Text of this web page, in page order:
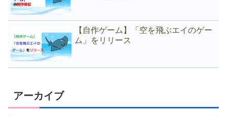
【自作ゲーム】「空を飛ぶエイのゲー
ム」をリリース
アーカイブ